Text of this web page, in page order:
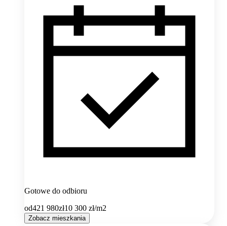
Gotowe do odbioru
od421 980zł10 300 zł/m2
Zobacz mieszkania